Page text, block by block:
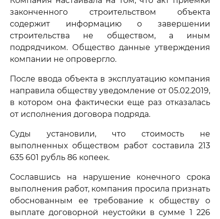
законченного строительством объекта
содержит информацию о завершении
строительства не обществом, а иным
подрядчиком. Общество данные утверждения
компании не опровергло.
После ввода объекта в эксплуатацию компания
направила обществу уведомление от 05.02.2019,
в котором она фактически еще раз отказалась
от исполнения договора подряда.
Суды установили, что стоимость не
выполненных обществом работ составила 213
635 601 рубль 86 копеек.
Сославшись на нарушение конечного срока
выполнения работ, компания просила признать
обоснованным ее требование к обществу о
выплате договорной неустойки в сумме 1 226